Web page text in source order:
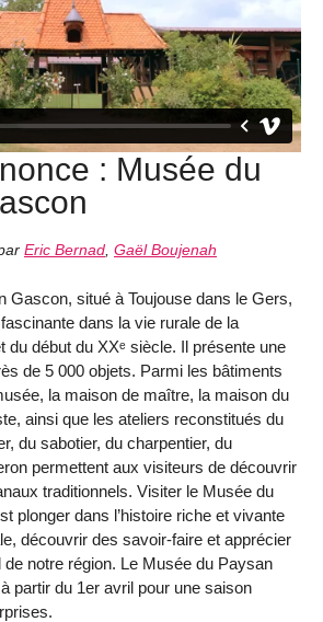
: Musée du
Eric Bernad, Gaël Boujenah
Gascon, situé à Toujouse dans le Gers,
dans la vie rurale de la
du début du XXᵉ siècle. Il présente une
de 5 000 objets. Parmi les bâtiments
la maison de maître, la maison du
ainsi que les ateliers reconstitués du
du sabotier, du charpentier, du
permettent aux visiteurs de découvrir
traditionnels. Visiter le Musée du
plonger dans l’histoire riche et vivante
découvrir des savoir-faire et apprécier
de notre région. Le Musée du Paysan
partir du 1er avril pour une saison